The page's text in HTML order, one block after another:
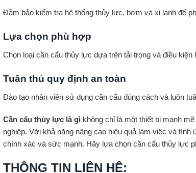
Đảm bảo kiểm tra hệ thống thủy lực, bơm và xi lanh để
Lựa chọn phù hợp
Chọn loại cần cẩu thủy lực dựa trên tải trọng và điều kiện
Tuân thủ quy định an toàn
Đào tạo nhân viên sử dụng cần cẩu đúng cách và luôn
Cần cẩu thủy lực là gì không chỉ là một thiết bị mạnh
nghiệp. Với khả năng nâng cao hiệu quả làm việc và
chính xác và sức mạnh. Hãy lựa chọn cần cẩu thủy lực
THÔNG TIN LIÊN HỆ: